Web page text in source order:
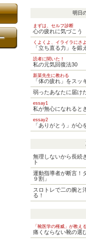
明日
まずは、セルフ診断
心の疲れに気づこう
くよくよ、イライラにさ
「立ち直る力」を鍛
読者に聞いた！
私の元気回復法30
新菜先生に教わる
「体の疲れ」をスッ
弱ったあなたに届け
essay1
私が無心になれると
essay2
「ありがとう」が心
無理しないから長続
ト
運動指導者が断言！
９割」
スロトレで二の腕と
る！
「靴医学の権威」が教える
痛くならない靴の選